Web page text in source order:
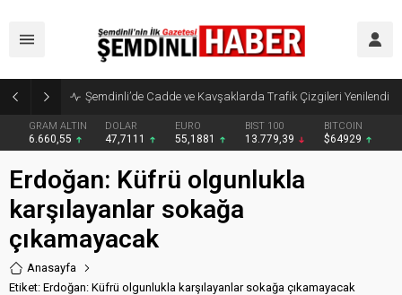
Şemdinli’de Cadde ve Kavşaklarda Trafik Çizgileri Yenilendi
GRAM ALTIN
6.660,55
DOLAR
47,7111
EURO
55,1881
BIST 100
13.779,39
BITCOIN
$64929
Erdoğan: Küfrü olgunlukla
karşılayanlar sokağa
çıkamayacak
Anasayfa
Etiket: Erdoğan: Küfrü olgunlukla karşılayanlar sokağa çıkamayacak